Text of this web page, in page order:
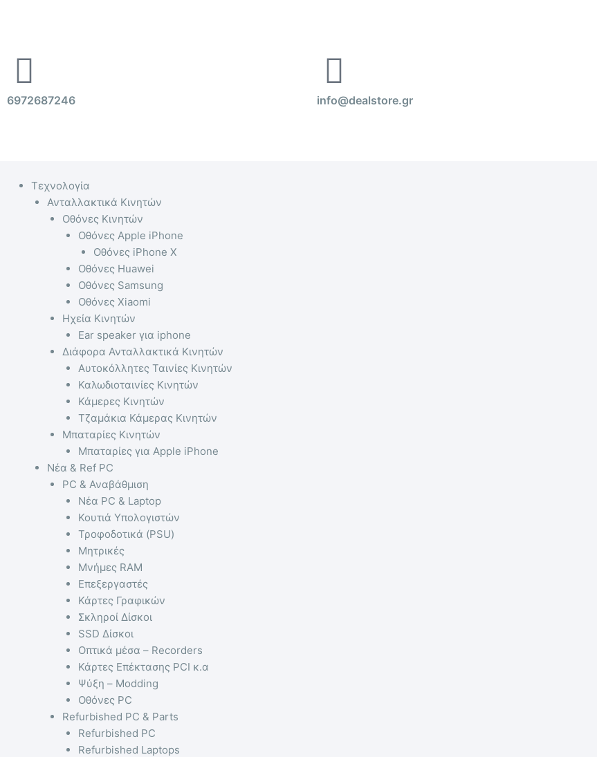
6972687246 info@dealstore.gr
Τεχνολογία
Ανταλλακτικά Κινητών
Οθόνες Κινητών
Οθόνες Apple iPhone
Οθόνες iPhone X
Οθόνες Huawei
Οθόνες Samsung
Οθόνες Xiaomi
Ηχεία Κινητών
Ear speaker για iphone
Διάφορα Ανταλλακτικά Κινητών
Αυτοκόλλητες Ταινίες Κινητών
Καλωδιοταινίες Κινητών
Κάμερες Κινητών
Τζαμάκια Κάμερας Κινητών
Μπαταρίες Κινητών
Μπαταρίες για Apple iPhone
Νέα & Ref PC
PC & Αναβάθμιση
Νέα PC & Laptop
Κουτιά Υπολογιστών
Τροφοδοτικά (PSU)
Μητρικές
Μνήμες RAM
Επεξεργαστές
Κάρτες Γραφικών
Σκληροί Δίσκοι
SSD Δίσκοι
Οπτικά μέσα – Recorders
Κάρτες Επέκτασης PCI κ.α
Ψύξη – Modding
Οθόνες PC
Refurbished PC & Parts
Refurbished PC
Refurbished Laptops
Menu